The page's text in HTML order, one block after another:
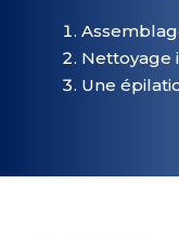
Nettoyage
Une